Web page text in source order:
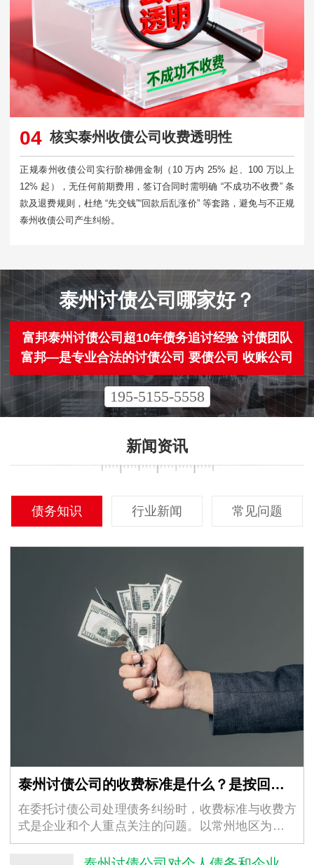
04 核实泰州收债公司收费透明性
正规泰州收债公司实行阶梯佣金制（10 万内 25% 起、100 万以上
12% 起），无任何前期费用，签订合同时需明确 “不成功不收费” 条
款及退费规则，杜绝 “先交钱”“回款后乱涨价” 等套路，避免与不正规
泰州收债公司产生纠纷。​
泰州讨债公司哪家好？
富邦泰州讨债公司超10年债务追讨经验 讨债团队
富邦—是专业合法的讨债公司 要债公司 收账公司
195-5155-5558
新闻资讯
债务知识 行业新闻 常见问题
泰州讨债公司的收费标准是什么？是按回款比例还是固定收费？
在委托讨债公司处理债务纠纷时，收费标准与收费方
式是企业和个人重点关注的问题。以常州地区为例，
不同常州讨债公司的收费模式存在差异，但核心围绕
“按回款比例” 和 “固定收费” 两类展开，同时受…